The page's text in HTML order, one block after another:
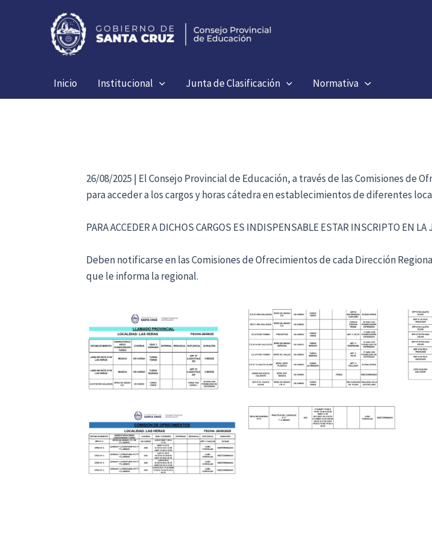
Inicio Institucional Junta de Clasificación Normativa
26/08/2025 | El Consejo Provincial de Educación, a través de las Comisiones
para acceder a los cargos y horas cátedra en establecimientos de diferentes
PARA ACCEDER A DICHOS CARGOS ES INDISPENSABLE ESTAR INSCRIPTO EN
Deben notificarse en las Comisiones de Ofrecimientos de cada Dirección
que le informa la regional.